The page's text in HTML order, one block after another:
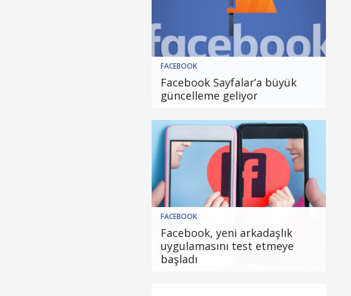
FACEBOOK
Facebook Sayfalar’a büyük
güncelleme geliyor
FACEBOOK
Facebook, yeni arkadaşlık
uygulamasını test etmeye
başladı